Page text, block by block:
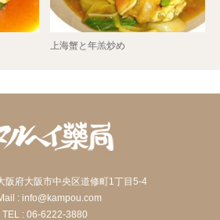
上海蟹と年羔炒め
阪府大阪市中央区道修町1丁目5-4
: info@kampou.com
TEL : 06-6222-3880